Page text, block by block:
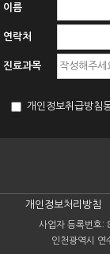
이름
연락처
진료과목
개인정보취급방침
개인정보처리방침
사업자 등록번호
인천광역시 연